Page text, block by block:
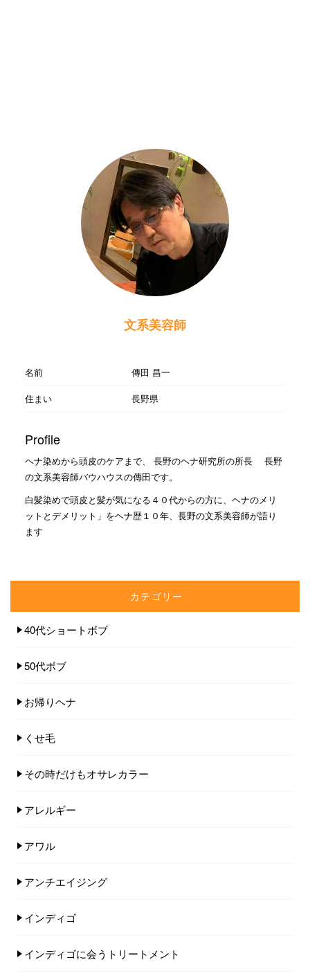
文系美容師
名前
傳田 昌一
住まい
長野県
Profile
ヘナ染めから頭皮のケアまで、 長野のヘナ研究所の所長 長野
の文系美容師バウハウスの傳田です。
白髪染めで頭皮と髪が気になる４０代からの方に、ヘナのメリ
ットとデメリット」をヘナ歴１０年、長野の文系美容師が語り
ます
カテゴリー
40代ショートボブ
50代ボブ
お帰りヘナ
くせ毛
その時だけもオサレカラー
アレルギー
アワル
アンチエイジング
インディゴ
インディゴに会うトリートメント